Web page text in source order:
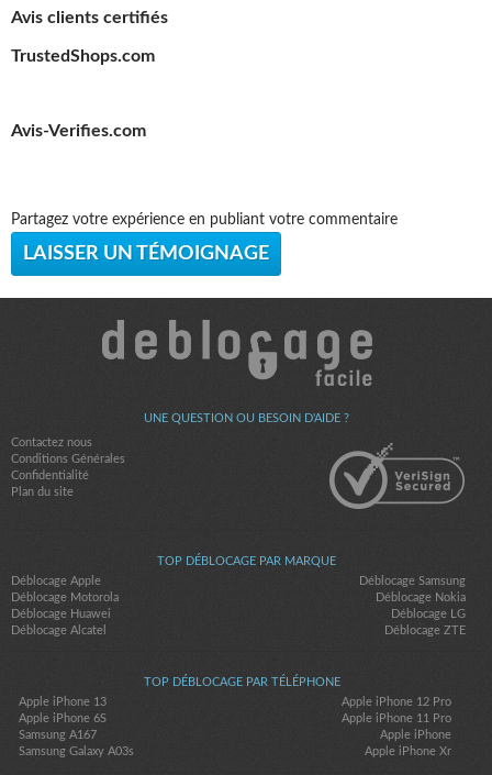
Avis clients certifiés
TrustedShops.com
Avis-Verifies.com
Partagez votre expérience en publiant votre commentaire
LAISSER UN TÉMOIGNAGE
UNE QUESTION OU BESOIN D'AIDE ?
Contactez nous
Conditions Générales
Confidentialité
Plan du site
TOP DÉBLOCAGE PAR MARQUE
Déblocage Apple
Déblocage Samsung
Déblocage Motorola
Déblocage Nokia
Déblocage Huawei
Déblocage LG
Déblocage Alcatel
Déblocage ZTE
TOP DÉBLOCAGE PAR TÉLÉPHONE
Apple iPhone 13
Apple iPhone 12 Pro
Apple iPhone 6S
Apple iPhone 11 Pro
Samsung A167
Apple iPhone
Samsung Galaxy A03s
Apple iPhone Xr